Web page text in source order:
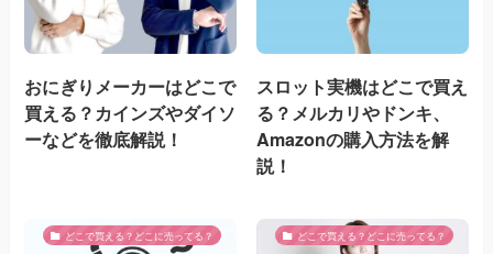
おにぎりメーカーはどこで
買える？カインズやダイソ
ーなどを徹底解説！
スロット実機はどこで買え
る？メルカリやドンキ、
Amazonの購入方法を解
説！
どこで買える？どこに売ってる？ どこで買える？どこに売ってる？